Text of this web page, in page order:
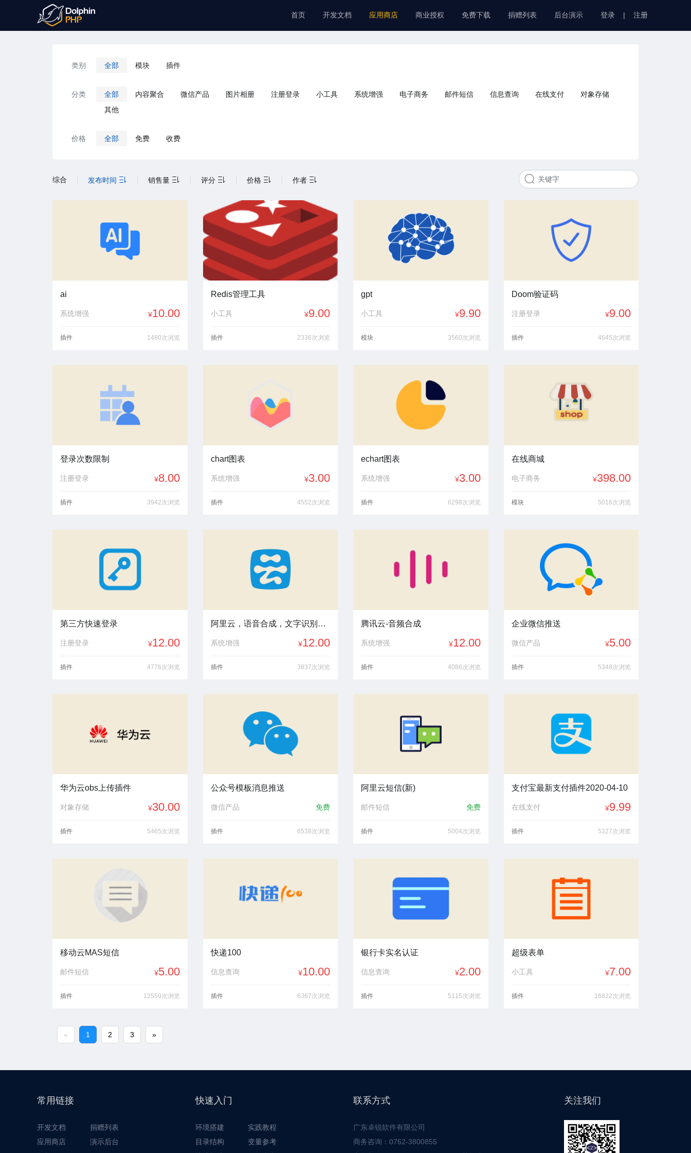
首页 开发文档 应用商店 商业授权 免费下载 捐赠列表 后台演示 登录 | 注册
类别 全部 模块 插件
分类 全部 内容聚合 微信产品 图片相册 注册登录 小工具 系统增强 电子商务 邮件短信 信息查询 在线支付
对象存储
其他
价格 全部 免费 收费
综合 发布时间 销售量 评分 价格 作者
ai
¥10.00
系统增强
插件 1480次浏览
Redis管理工具
¥9.00
小工具
插件 2336次浏览
gpt
¥9.90
小工具
模块 3560次浏览
Doom验证码
¥9.00
注册登录
插件 4645次浏览
登录次数限制
¥8.00
注册登录
插件 3942次浏览
chart图表
¥3.00
系统增强
插件 4552次浏览
echart图表
¥3.00
系统增强
插件 6298次浏览
在线商城
¥398.00
电子商务
模块 5016次浏览
第三方快速登录
¥12.00
注册登录
插件 4776次浏览
阿里云，语音合成，文字识别，发短信，智能2020-07
¥12.00
系统增强
插件 3837次浏览
腾讯云-音频合成
¥12.00
系统增强
插件 4086次浏览
企业微信推送
¥5.00
微信产品
插件 5348次浏览
华为云obs上传插件
¥30.00
对象存储
插件 5465次浏览
公众号模板消息推送
免费
微信产品
插件 6538次浏览
阿里云短信(新)
免费
邮件短信
插件 5004次浏览
支付宝最新支付插件2020-04-10
¥9.99
在线支付
插件 5327次浏览
移动云MAS短信
¥5.00
邮件短信
插件 12559次浏览
快递100
¥10.00
信息查询
插件 6367次浏览
银行卡实名认证
¥2.00
信息查询
插件 5115次浏览
超级表单
¥7.00
小工具
插件 16822次浏览
« 1 2 3 »
常用链接
开发文档
捐赠列表
应用商店
演示后台
快速入门
环境搭建
实践教程
目录结构
变量参考
联系方式
广东卓锐软件有限公司
商务咨询：0762-3800855
关注我们